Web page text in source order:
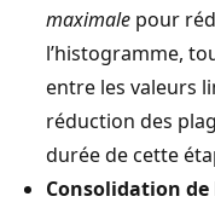
maximale pour
l’histogramme,
entre les valeurs
réduction des
durée de cette
Consolidation